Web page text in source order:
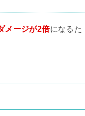
メージが2倍になるた